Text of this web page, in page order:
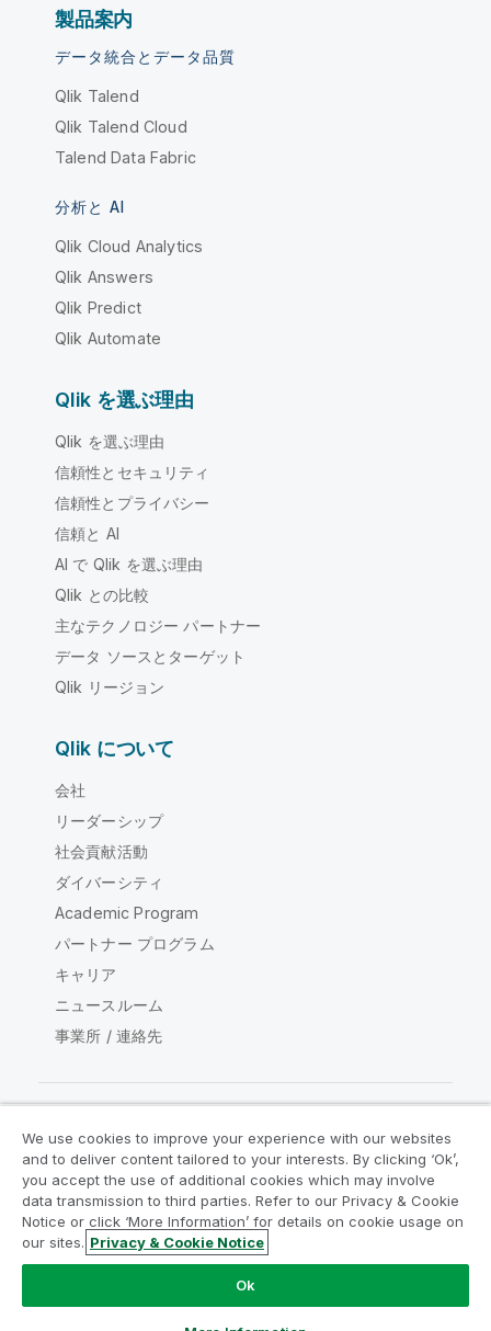
製品案内
データ統合とデータ品質
Qlik Talend
Qlik Talend Cloud
Talend Data Fabric
分析と AI
Qlik Cloud Analytics
Qlik Answers
Qlik Predict
Qlik Automate
Qlik を選ぶ理由
Qlik を選ぶ理由
信頼性とセキュリティ
信頼性とプライバシー
信頼と AI
AI で Qlik を選ぶ理由
Qlik との比較
主なテクノロジー パートナー
データ ソースとターゲット
Qlik リージョン
Qlik について
会社
リーダーシップ
社会貢献活動
ダイバーシティ
Academic Program
パートナー プログラム
キャリア
ニュースルーム
事業所 / 連絡先
Qlik コミュニティ
法的契約 製品規約
Legal Policies
リーガルポリシー
利用規約
Do Not Share My Info
Copyright © 1993-2026 QlikTech International AB.無断複写・
We use cookies to improve your experience with our websites
and to deliver content tailored to your interests. By clicking ‘Ok’,
you accept the use of additional cookies which may involve
data transmission to third parties. Refer to our Privacy & Cookie
Notice or click ‘More Information’ for details on cookie usage on
our sites. Privacy & Cookie Notice
Ok